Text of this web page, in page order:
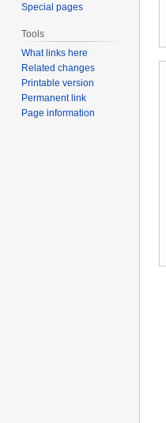
Special pages
Tools
What links here
Related changes
Printable version
Permanent link
Page information